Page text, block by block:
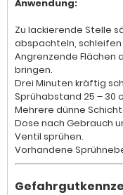
Anwendung:
Zu lackierende Stelle
abspachteln,
Angrenzende Flächen
bringen.
Drei Minuten kräftig
Sprühabstand 25 – 30
Mehrere dünne
Dose nach Gebrauch
Ventil sprühen.
Vorhandene